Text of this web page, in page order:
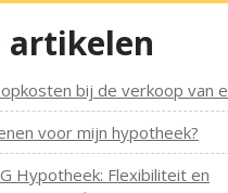
artikelen
bij de verkoop van
voor mijn hypotheek?
Hypotheek: Flexibiliteit en